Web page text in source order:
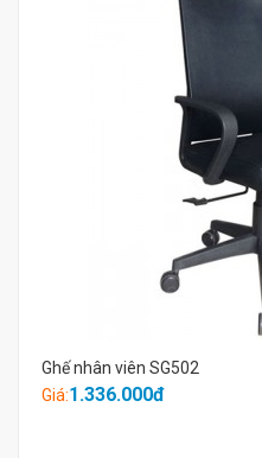
Ghế nhân viên SG502
Giá:1.336.000đ